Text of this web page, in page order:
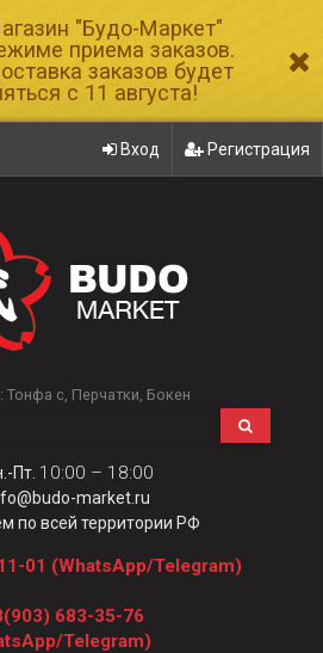
"Будо-Маркет"
приема заказов.
заказов будет
с 11 августа!
Вход Регистрация
Тонфа с Перчатки Бокен
Пт. 10:00 – 18:00
market.ru
по всей территории РФ
01 (WhatsApp/Telegram)
683-35-76
Telegram)